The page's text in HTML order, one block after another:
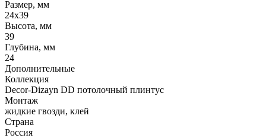
Размер, мм
24х39
Высота, мм
39
Глубина, мм
24
Дополнительные
Коллекция
Decor-Dizayn DD потолочный плинтус
Монтаж
жидкие гвозди, клей
Страна
Россия